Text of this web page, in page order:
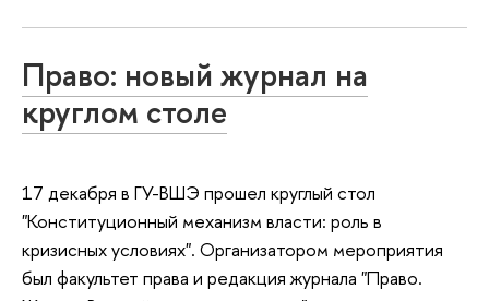
Право: новый журнал на
круглом столе
17 декабря в ГУ-ВШЭ прошел круглый стол
"Конституционный механизм власти: роль в
кризисных условиях". Организатором мероприятия
был факультет права и редакция журнала "Право.